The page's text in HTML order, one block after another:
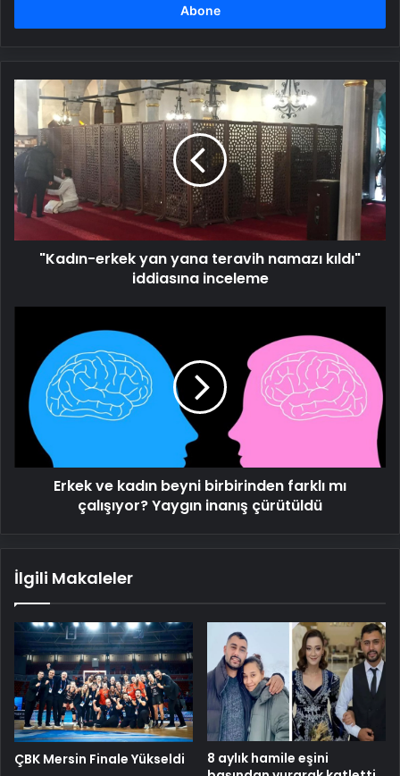
"Kadın-
erkek
yan
yana
teravih
namazı
kıldı"
iddiasına
inceleme
"Kadın-erkek yan yana teravih namazı kıldı"
iddiasına inceleme
beyni
birbirinden
farklı
çalışıyor?
Yaygın
Erkek ve kadın beyni birbirinden farklı mı
çalışıyor? Yaygın inanış çürütüldü
İlgili Makaleler
ÇBK Mersin Finale Yükseldi
8 aylık hamile eşini